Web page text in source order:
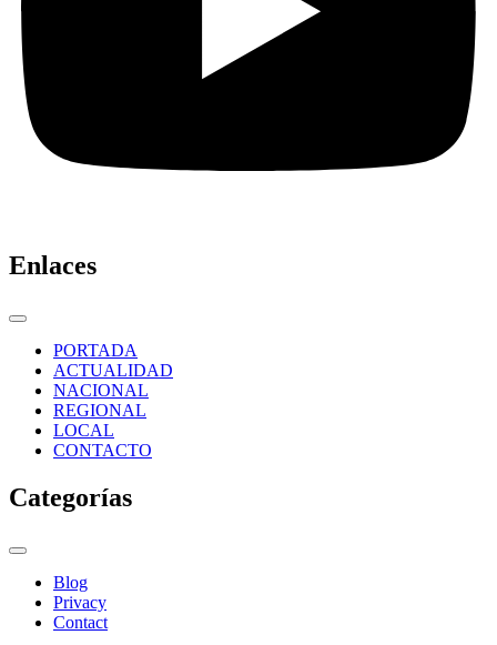
Enlaces
PORTADA
ACTUALIDAD
NACIONAL
REGIONAL
LOCAL
CONTACTO
Categorías
Blog
Privacy
Contact